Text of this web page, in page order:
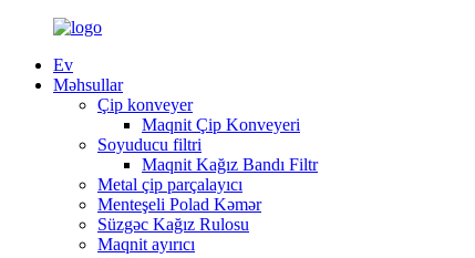
Ev
Məhsullar
Çip konveyer
Maqnit Çip Konveyeri
Soyuducu filtri
Maqnit Kağız Bandı Filtr
Metal çip parçalayıcı
Menteşeli Polad Kəmər
Süzgəc Kağız Rulosu
Maqnit ayırıcı